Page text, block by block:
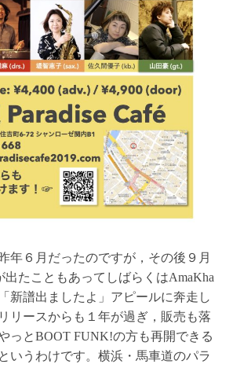
年６月だったのですが，その後９月
出たこともあってしばらくはAmaKha
新譜出ましたよ」アピールに奔走し
リースからも１年が過ぎ，販売も落
っとBOOT FUNK!の方も再開できる
いうわけです。横浜・馬車道のパラ